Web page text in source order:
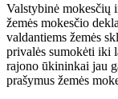
Valstybinė mokesčių
žemės mokesčio
valdantiems žemės
privalės sumokėti iki
rajono ūkininkai jau
prašymus žemės